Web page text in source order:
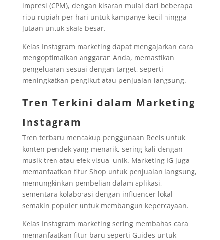
impresi (CPM), dengan kisaran mulai dari beberapa
ribu rupiah per hari untuk kampanye kecil hingga
jutaan untuk skala besar.
Kelas Instagram marketing dapat mengajarkan cara
mengoptimalkan anggaran Anda, memastikan
pengeluaran sesuai dengan target, seperti
meningkatkan pengikut atau penjualan langsung.
Tren Terkini dalam Marketing
Instagram
Tren terbaru mencakup penggunaan Reels untuk
konten pendek yang menarik, sering kali dengan
musik tren atau efek visual unik. Marketing IG juga
memanfaatkan fitur Shop untuk penjualan langsung,
memungkinkan pembelian dalam aplikasi,
sementara kolaborasi dengan influencer lokal
semakin populer untuk membangun kepercayaan.
Kelas Instagram marketing sering membahas cara
memanfaatkan fitur baru seperti Guides untuk